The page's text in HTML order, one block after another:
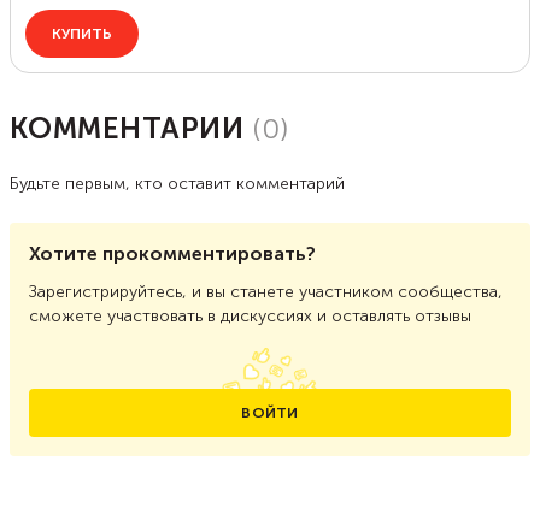
КОММЕНТАРИИ (0)
Будьте первым, кто оставит комментарий
Хотите прокомментировать?
Зарегистрируйтесь, и вы станете участником сообщества,
сможете участвовать в дискуссиях и оставлять отзывы
ВОЙТИ